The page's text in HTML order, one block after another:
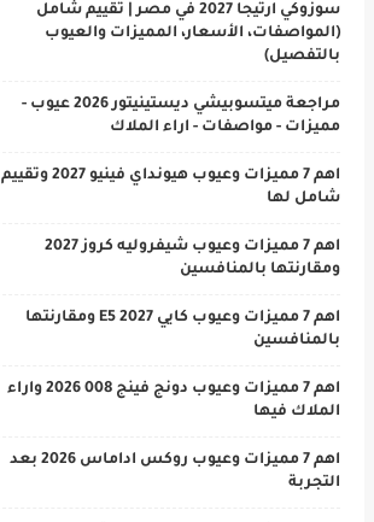
سوزوكي ارتيجا 2027 في مصر | تقييم شامل
(المواصفات، الأسعار، المميزات والعيوب
بالتفصيل)
مراجعة ميتسوبيشي ديستينيتور 2026 عيوب -
مميزات - مواصفات - اراء الملاك
اهم 7 مميزات وعيوب هيونداي فينيو 2027 وتقييم
شامل لها
اهم 7 مميزات وعيوب شيفروليه كروز 2027
ومقارنتها بالمنافسين
اهم 7 مميزات وعيوب كايي E5 2027 ومقارنتها
بالمنافسين
اهم 7 مميزات وعيوب دونج فينج 008 2026 واراء
الملاك فيها
اهم 7 مميزات وعيوب روكس اداماس 2026 بعد
التجربة